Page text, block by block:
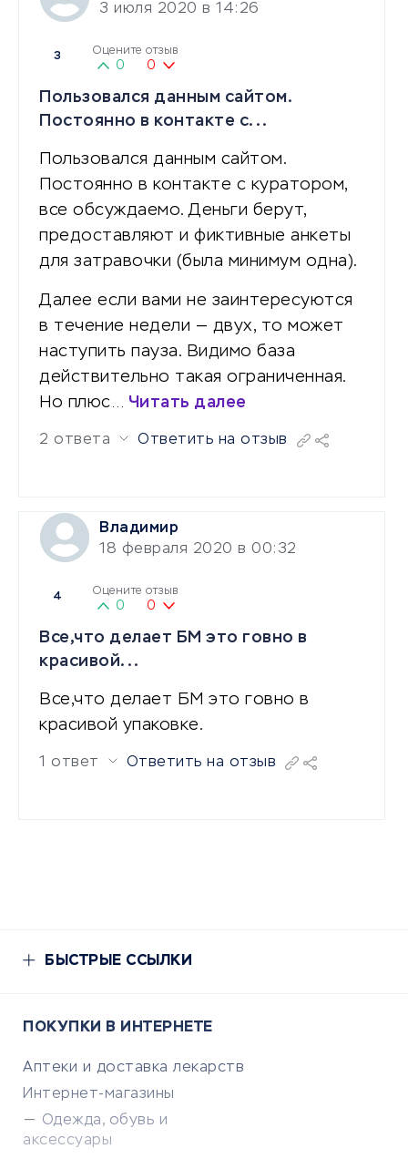
3 июля 2020 в 14:26
3 Оцените отзыв
0 0
Пользовался данным сайтом.
Постоянно в контакте с...
Пользовался данным сайтом.
Постоянно в контакте с куратором,
все обсуждаемо. Деньги берут,
предоставляют и фиктивные анкеты
для затравочки (была минимум одна).
Далее если вами не заинтересуются
в течение недели — двух, то может
наступить пауза. Видимо база
действительно такая ограниченная.
Но плюс… Читать далее
2 ответа Ответить на отзыв
Владимир
18 февраля 2020 в 00:32
4 Оцените отзыв
0 0
Все,что делает БМ это говно в
красивой...
Все,что делает БМ это говно в
красивой упаковке.
1 ответ Ответить на отзыв
БЫСТРЫЕ ССЫЛКИ
ПОКУПКИ В ИНТЕРНЕТЕ
Аптеки и доставка лекарств
Интернет-магазины
Одежда, обувь и
аксессуары